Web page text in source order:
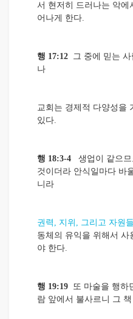
서 현저히 드러나는 악에
어나게 한다.
행 17:12 그 중에 믿는
나
교회는 경제적 다양성을
있다.
행 18:3-4 생업이 같으므
것이더라 안식일마다 바
니라
권력, 지위, 그리고 자원들
동체의 유익을 위해서 사
야 한다.
행 19:19 또 마술을 행하
람 앞에서 불사르니 그